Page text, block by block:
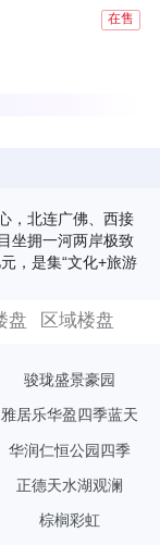
在售
，北连广佛、西接
坐拥一河两岸极致
，是集“文化+旅游
目。 欢乐海岸天
北朝向排布，邻
施配套，将每处
蓬勃发展。华侨城
，以“创想优质生
盘 区域楼盘
骏珑盛景豪园
雅居乐华盈四季蓝天
华润仁恒公园四季
正德天水湖观澜
棕榈彩虹